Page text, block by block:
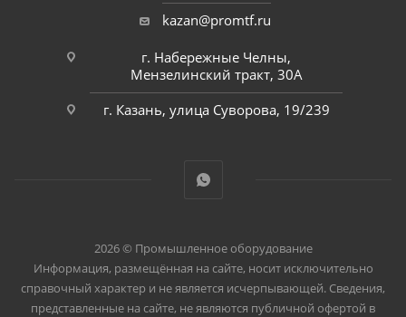
kazan@promtf.ru
г. Набережные Челны,
Мензелинский тракт, 30А
г. Казань, улица Суворова, 19/239
2026 © Промышленное оборудование
Информация, размещённая на сайте, носит исключительно
справочный характер и не является исчерпывающей. Сведения,
представленные на сайте, не являются публичной офертой в